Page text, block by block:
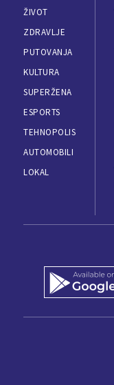
ŽIVOT
ZDRAVLJE
PUTOVANJA
KULTURA
SUPERŽENA
ESPORTS
TEHNOPOLIS
AUTOMOBILI
LOKAL